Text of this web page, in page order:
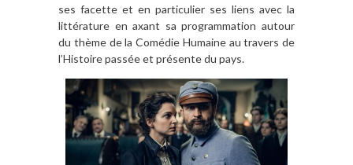
ses facette et en particulier ses liens avec la
littérature en axant sa programmation autour
du thème de la Comédie Humaine au travers de
l’Histoire passée et présente du pays.